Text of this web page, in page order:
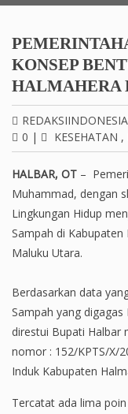
KONSEP
HALMAHERA
0 | KESEHATAN ,
HALBAR, OT –
Muhammad, dengan
Lingkungan Hidup
Sampah di
Maluku Utara.
Berdasarkan data
Sampah yang
direstui Bupati Halbar
nomor : 152/KPTS/X/
Induk Kabupaten
Tercatat ada lima